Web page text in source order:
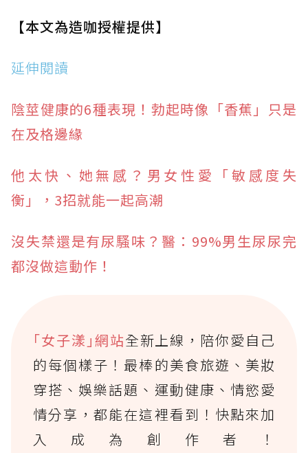
【本文為造咖授權提供】
延伸閱讀
陰莖健康的6種表現！勃起時像「香蕉」只是
在及格邊緣
他太快、她無感？男女性愛「敏感度失
衡」，3招就能一起高潮
沒失禁還是有尿騷味？醫：99%男生尿尿完
都沒做這動作！
｢女子漾｣網站全新上線，陪你愛自己
的每個樣子！最棒的美食旅遊、美妝
穿搭、娛樂話題、運動健康、情慾愛
情分享，都能在這裡看到！快點來加
入成為創作者！